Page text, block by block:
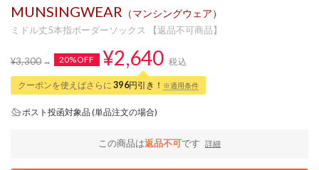
MUNSINGWEAR （マンシングウェア）
ミドル丈5本指ボーダーソックス 【返品不可商品】
¥3,300 20%OFF ¥2,640 税込
クーポンを使えばさらに 396円引き！ ※適用条件
ポスト投函対象品 (単品注文の場合)
この商品は返品不可です 詳細